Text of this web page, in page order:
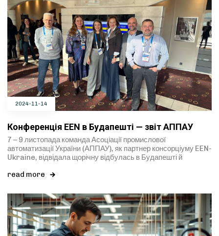
2024-11-14
Конференція EEN в Будапешті — звіт АППАУ
7 – 9 листопада команда Асоціації промислової
автоматизації України (АППАУ), як партнер консорціуму EEN-
Ukraine, відвідала щорічну відбулась в Будапешті й
read more